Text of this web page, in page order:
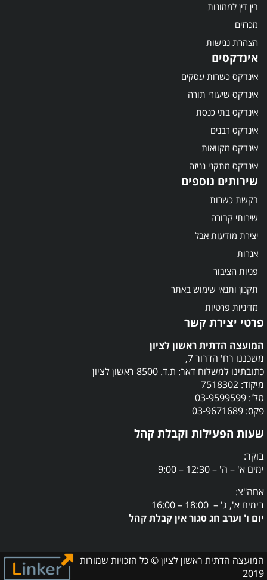
בין דין לממונות
מכרזים
הצהרת נגישות
אינדקסים
אינדקס כשרות עסקים
אינדקס שיעורי תורה
אינדקס בתי כנסת
אינדקס רבנים
אינדקס מקוואות
אינדקס מתקני גניזה
שירותים נוספים
בקשת כשרות
שירותי קבורה
יצירת מודעות אבל
אגרות
פניות הציבור
תקנון ותנאי שימוש באתר
מדיניות פרטיות
פרטי יצירת קשר
המועצה הדתית ראשון לציון
משכננו רח' הדרור 7,
כתובתינו למשלוח דאר: ת.ד. 8500 ראשון לציון
מיקוד: 7518302
טל': 03-9599599
פקס: 03-9671689
שעות הפעילות וקבלת קהל
בוקר:
ימים א' – ה' – 12:30 – 9:00
אחה"צ:
בימים א', ג' – 18:00 – 16:00
יום ו' וערב חג סגור אין קבלת קהל
המועצה הדתית ראשון לציון © כל הזכויות שמורות
2019